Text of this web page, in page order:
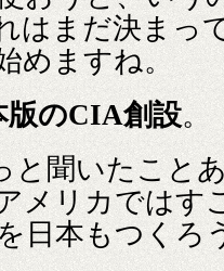
はまだ決まっ
めますね。
のCIA創設。
と聞いたこと
メリカではす
日本もつくろ